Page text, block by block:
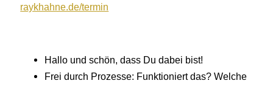
raykhahne.de/termin
Hallo und schön, dass Du dabei bist!
Frei durch Prozesse: Funktioniert das? Welche